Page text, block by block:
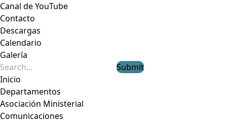
Canal de YouTube
Contacto
Descargas
Calendario
Galería
Submit
Inicio
Departamentos
Asociación Ministerial
Comunicaciones